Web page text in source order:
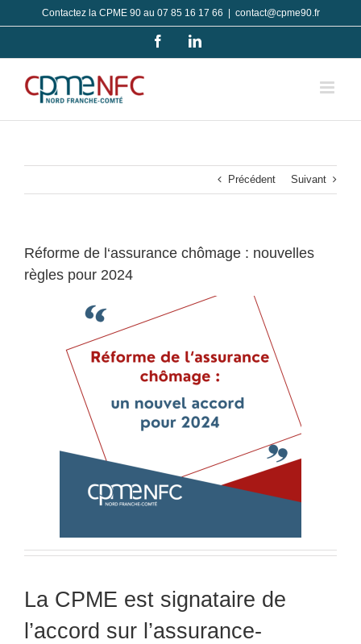
au
Contactez la CPME 90 au 07 85 16 17 66 contact@cpme90.fr
FacebookLinkedIn
Précédent Suivant
Réforme de l‘assurance chômage : nouvelles
règles pour 2024
La CPME est signataire de
l’accord sur l’assurance-